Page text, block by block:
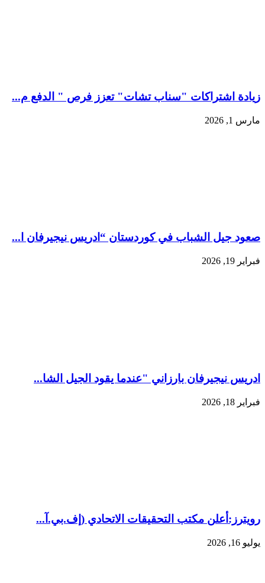
زيادة اشتراكات "سناب تشات" تعزز فرص " الدفع م...
مارس 1, 2026
صعود جيل الشباب في كوردستان “ادريس نيجيرفان ا...
فبراير 19, 2026
ادريس نيجيرفان بارزاني "عندما يقود الجيل الشا...
فبراير 18, 2026
رويترز:‏أعلن مكتب التحقيقات الاتحادي (إف.بي.آ...
يوليو 16, 2026